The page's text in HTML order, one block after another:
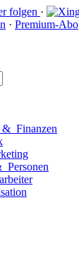
·
· Premium-Abo
& Finanzen
Personen